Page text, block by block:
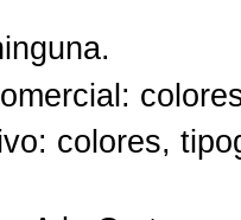
:
: colores,